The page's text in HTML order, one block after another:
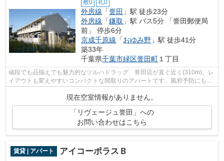
敷0 礼0
外房線 「誉田 」駅 徒歩23分
外房線 「鎌取 」駅 バス5分 「誉田郵便局
前」 停歩6分
京成千原線 「おゆみ野 」駅 徒歩41分
築33年
千葉県千葉市緑区誉田町１丁目
値段でも品揃えでも魅力的なツルハドラッグ 誉田店が直ぐ近く(310m)。レ
イアウトも変えやすいコンパクトな間取りのアパートです。風邪予防にもな
現在空室情報がありません。
「リヴェージュ誉田」への
お問い合わせはこちら
賃貸 | アパート アイコーポラスＢ